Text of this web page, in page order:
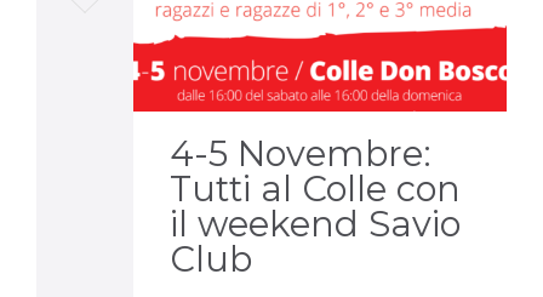
4-5 Novembre:
Tutti al Colle con
il weekend Savio
Club